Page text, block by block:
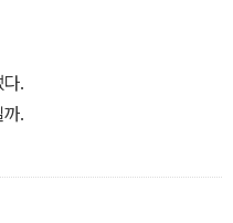
을 미칠 것입니다.
?
멀리해 보세요.
.
것,
몰라도훨씬 인간답게 살아가
.
.